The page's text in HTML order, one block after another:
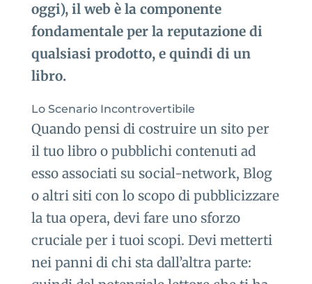
oggi), il web è la componente
fondamentale per la reputazione di
qualsiasi prodotto, e quindi di un
libro.
Lo Scenario Incontrovertibile
Quando pensi di costruire un sito per
il tuo libro o pubblichi contenuti ad
esso associati su social-network, Blog
o altri siti con lo scopo di pubblicizzare
la tua opera, devi fare uno sforzo
cruciale per i tuoi scopi. Devi metterti
nei panni di chi sta dall’altra parte: